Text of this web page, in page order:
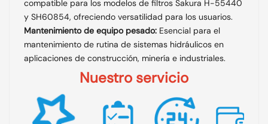
compatible para los modelos de filtros Sakura H-55440
y SH60854, ofreciendo versatilidad para los usuarios.
Mantenimiento de equipo pesado: Esencial para el
mantenimiento de rutina de sistemas hidráulicos en
aplicaciones de construcción, minería e industriales.
Nuestro servicio